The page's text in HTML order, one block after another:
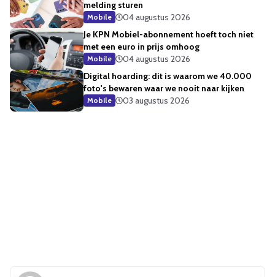
melding sturen
Mobile
04 augustus 2026
Je KPN Mobiel-abonnement hoeft toch niet
met een euro in prijs omhoog
Mobile
04 augustus 2026
Digital hoarding: dit is waarom we 40.000
foto's bewaren waar we nooit naar kijken
Mobile 03 augustus 2026